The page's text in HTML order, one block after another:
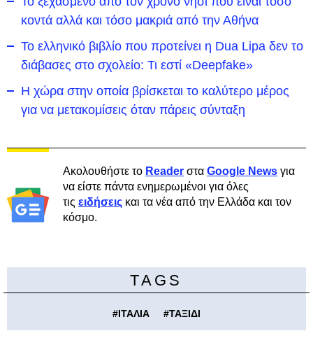
κοντά αλλά και τόσο μακριά από την Αθήνα
Το ελληνικό βιβλίο που προτείνει η Dua Lipa δεν το
διάβασες στο σχολείο: Τι εστί «Deepfake»
Η χώρα στην οποία βρίσκεται το καλύτερο μέρος
για να μετακομίσεις όταν πάρεις σύνταξη
Ακολουθήστε το Reader στα Google News για
να είστε πάντα ενημερωμένοι για όλες
τις ειδήσεις και τα νέα από την Ελλάδα και τον
κόσμο.
TAGS
#ΙΤΑΛΙΑ #ΤΑΞΙΔΙ